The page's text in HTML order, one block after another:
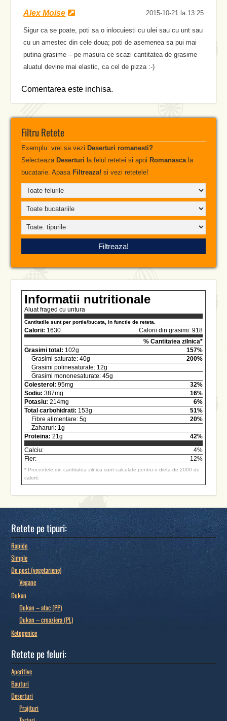
Alex Moise 2015-10-21 la 13:25
Sigur ca se poate, poti sa o inlocuiesti cu ulei sau cu unt sau
cu un amestec din cele doua; poti de asemenea sa pui mai
putina grasime – pe masura ce scazi cantitatea de grasime
aluatul devine mai elastic, ca cel de pizza :-)
Comentarea este inchisa.
Filtru Retete
Exemplu: vrei sa vezi Deserturi romanesti?
Selecteaza Deserturi la felul retetei si apoi Romanasca la
bucatarie. Apasa Filtreaza! si vezi retetele!
Informatii nutritionale
Aluat fraged cu untura
Cantitatile sunt per portie/bucata, in functie de reteta.
Calorii: 1630
Calorii din grasimi: 918
% Cantitatea zilnica*
Grasimi total: 102g
157%
Grasimi saturate: 40g
200%
Grasimi polinesaturate: 12g
Grasimi mononesaturate: 45g
Colesterol: 95mg
32%
Sodiu: 387mg
16%
Potasiu: 214mg
6%
Total carbohidrati: 153g
51%
Fibre alimentare: 5g
20%
Zaharuri: 1g
Proteina: 21g
42%
Calciu:
4%
Fier:
12%
* Procentele din cantitatea zilnica sunt calculate pentru o dieta de 2000 de
calorii.
Retete pe tipuri:
Rapide
Simple
De post (vegetariene)
Vegane
Dukan
Dukan – atac (PP)
Dukan – croaziera (PL)
Ketogenice
Retete pe feluri:
Aperitive
Bauturi
Deserturi
Prajituri